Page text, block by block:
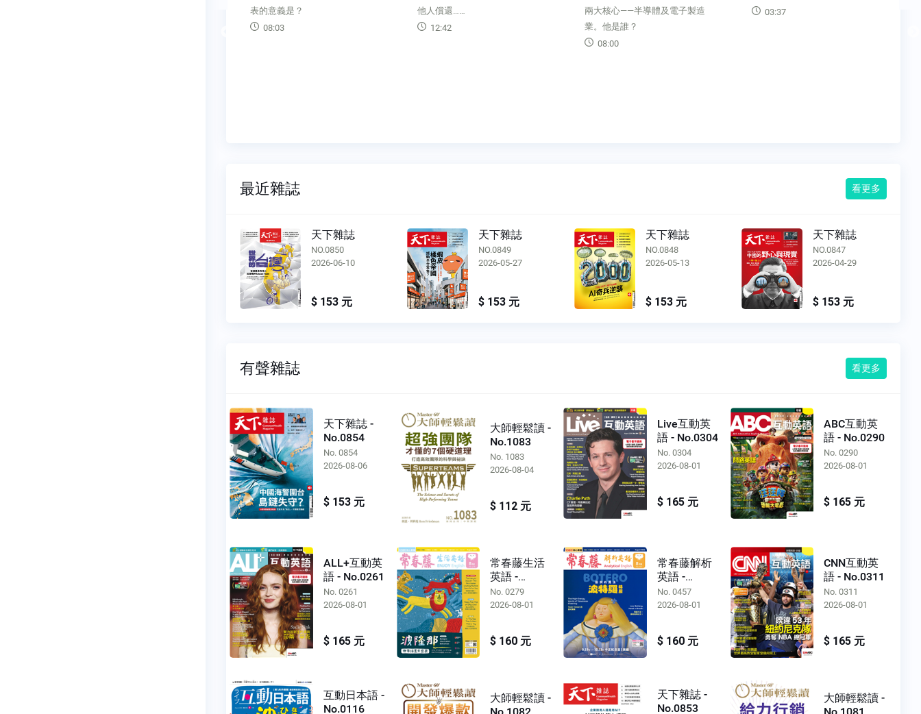
Previous
表的意義是？
08:03
他人償還……
12:42
兩大核心——半導體及電子製造
業。他是誰？
08:00
03:37
最近雜誌 看更多
天下雜誌
NO.0850
2026-06-10
$ 153 元
天下雜誌
NO.0849
2026-05-27
$ 153 元
天下雜誌
NO.0848
2026-05-13
$ 153 元
天下雜誌
NO.0847
2026-04-29
$ 153 元
有聲雜誌 看更多
天下雜誌 -
No.0854
No. 0854
2026-08-06
$ 153 元
大師輕鬆讀 -
No.1083
No. 1083
2026-08-04
$ 112 元
Live互動英
語 - No.0304
No. 0304
2026-08-01
$ 165 元
ABC互動英
語 - No.0290
No. 0290
2026-08-01
$ 165 元
ALL+互動英
語 - No.0261
No. 0261
2026-08-01
$ 165 元
常春藤生活
英語 -
No.0279
No. 0279
2026-08-01
$ 160 元
常春藤解析
英語 -
No.0457
No. 0457
2026-08-01
$ 160 元
CNN互動英
語 - No.0311
No. 0311
2026-08-01
$ 165 元
互動日本語 -
No.0116
大師輕鬆讀 -
天下雜誌 -
No.0853
大師輕鬆讀 -